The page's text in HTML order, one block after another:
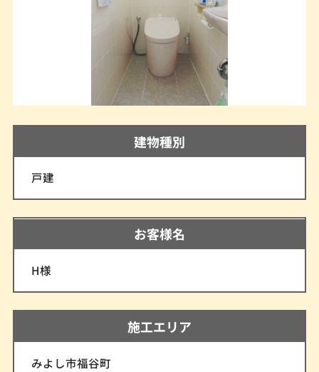
建物種別
戸建
お客様名
H様
施工エリア
みよし市福谷町